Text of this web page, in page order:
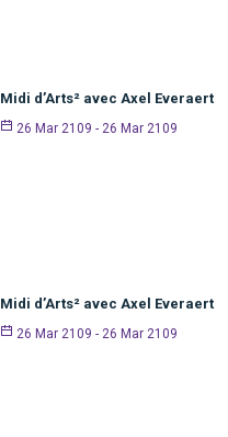
Midi d’Arts² avec Axel Everaert
26 Mar 2109 - 26 Mar 2109
Midi d’Arts² avec Axel Everaert
26 Mar 2109 - 26 Mar 2109